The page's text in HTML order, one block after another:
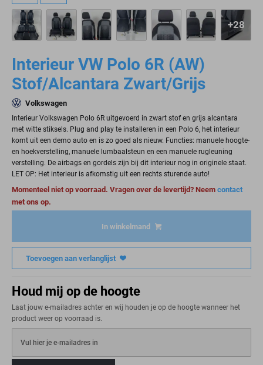
+28
Interieur VW Polo 6R (AW)
Stof/Alcantara Zwart/Grijs
Volkswagen
Interieur Volkswagen Polo 6R uitgevoerd in zwart stof en grijs alcantara
met witte stiksels. Plug and play te installeren in een Polo 6, het interieur
komt uit een demo auto en is zo goed als nieuw. Functies: manuele hoogte-
en hoekverstelling, manuele lumbaalsteun en een manuele rugleuning
verstelling. De airbags en gordels zijn bij dit interieur nog in originele staat.
LET OP: Het interieur is afkomstig uit een rechts sturende auto!
Momenteel niet op voorraad. Vragen over de levertijd? Neem contact
met ons op.
In winkelmand
Toevoegen aan verlanglijst
Houd mij op de hoogte
Laat jouw e-mailadres achter en wij houden je op de hoogte wanneer het
product weer op voorraad is.
Vul hier je e-mailadres in